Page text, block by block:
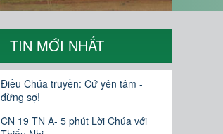
TIN MỚI NHẤT
Điều Chúa truyền: Cứ yên tâm -
đừng sợ!
CN 19 TN A- 5 phút Lời Chúa với